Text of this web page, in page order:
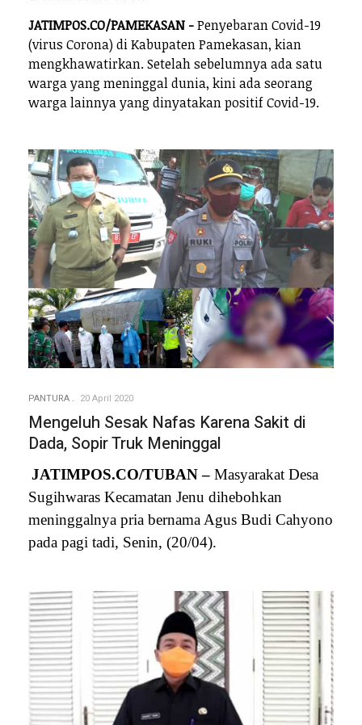
JATIMPOS.CO/PAMEKASAN -Penyebaran Covid-19
(virus Corona) di Kabupaten Pamekasan, kian
mengkhawatirkan. Setelah sebelumnya ada satu
warga yang meninggal dunia, kini ada seorang
warga lainnya yang dinyatakan positif Covid-19.
PANTURA 20 April 2020
Mengeluh Sesak Nafas Karena Sakit di
Dada, Sopir Truk Meninggal
JATIMPOS.CO/TUBAN – Masyarakat Desa
Sugihwaras Kecamatan Jenu dihebohkan
meninggalnya pria bernama Agus Budi Cahyono
pada pagi tadi, Senin, (20/04).